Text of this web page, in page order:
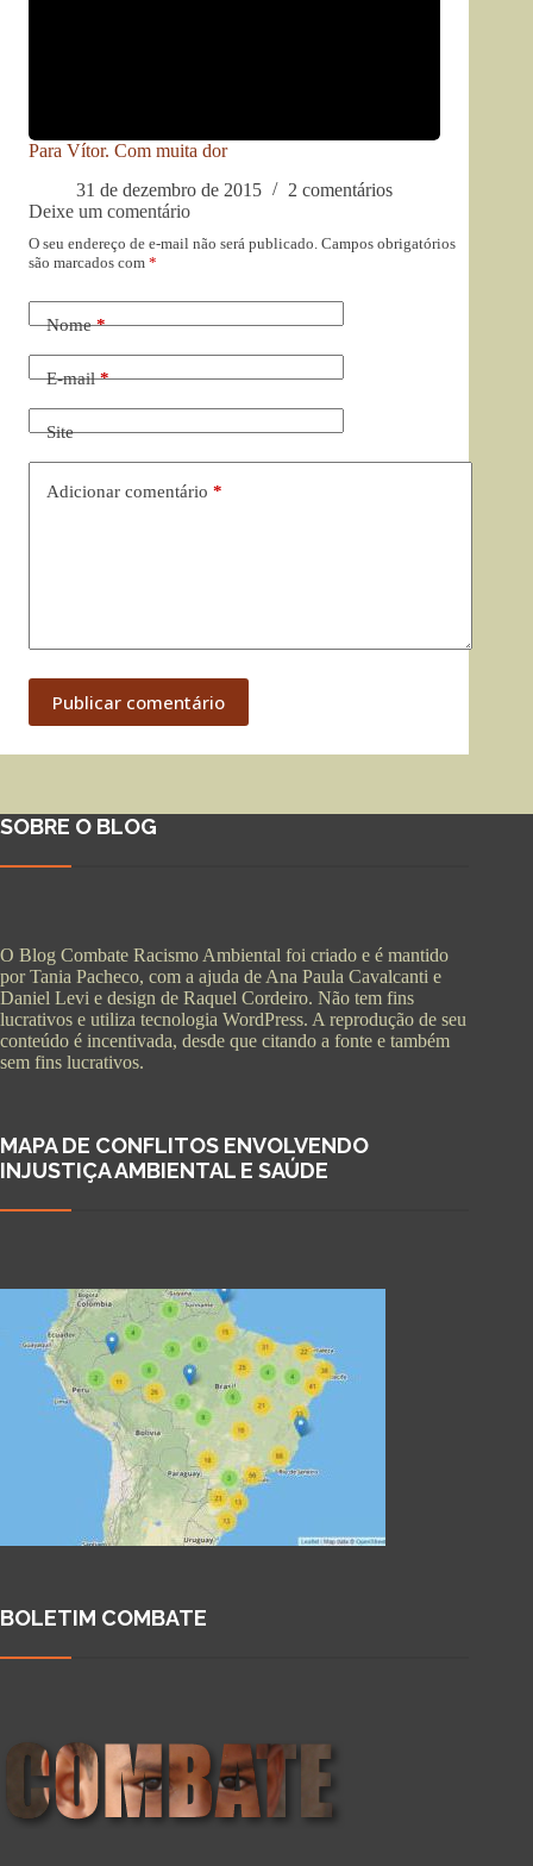
Para Vítor. Com muita dor
31 de dezembro de 2015
2 comentários
Deixe um comentário
O seu endereço de e-mail não será publicado. Campos obrigatórios
são marcados com *
Nome*
E-mail*
Site
Adicionar comentário *
Publicar comentário
SOBRE O BLOG
O Blog Combate Racismo Ambiental foi criado e é mantido
por Tania Pacheco, com a ajuda de Ana Paula Cavalcanti e
Daniel Levi e design de Raquel Cordeiro. Não tem fins
lucrativos e utiliza tecnologia WordPress. A reprodução de seu
conteúdo é incentivada, desde que citando a fonte e também
sem fins lucrativos.
MAPA DE CONFLITOS ENVOLVENDO
INJUSTIÇA AMBIENTAL E SAÚDE
BOLETIM COMBATE